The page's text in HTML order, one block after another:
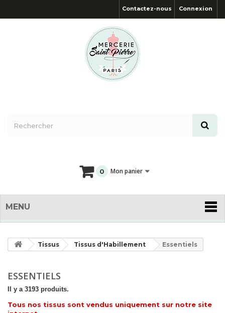
Connexion
Contactez-nous
0 Mon panier
MENU
Tissus Tissus d'Habillement Essentiels
ESSENTIELS
Il y a 3193 produits.
Tous nos tissus sont vendus uniquement sur notre site